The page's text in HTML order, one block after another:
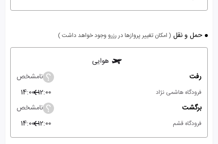
حمل و نقل ( امکان تغییر پروازها در رزرو وجود خواهد داشت )
هوایی
رفت
نامشخص
فرودگاه هاشمی نژاد 12:00
14:00
برگشت
نامشخص
فرودگاه قشم 12:00
14:00